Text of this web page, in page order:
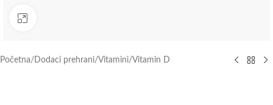
Početna/ Dodaci prehrani/Vitamini/Vitamin D